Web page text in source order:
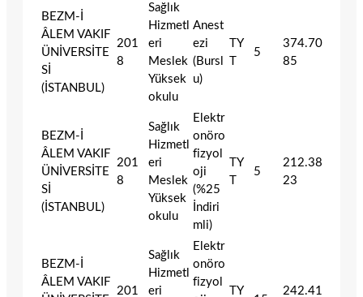
BEZM-İ
ÂLEM VAKIF
ÜNİVERSİTE
Sİ
(İSTANBUL)
201
8
Sağlık
Hizmetl
eri
Meslek
Yüksek
okulu
Anest
ezi
(Bursl
u)
TY
T
5
374.70
85
BEZM-İ
ÂLEM VAKIF
ÜNİVERSİTE
Sİ
(İSTANBUL)
201
8
Sağlık
Hizmetl
eri
Meslek
Yüksek
okulu
Elektr
onöro
fizyol
oji
(%25
İndiri
mli)
TY
T
5
212.38
23
BEZM-İ
ÂLEM VAKIF
201
Sağlık
Hizmetl
eri
Elektr
onöro
fizyol
TY
242.41